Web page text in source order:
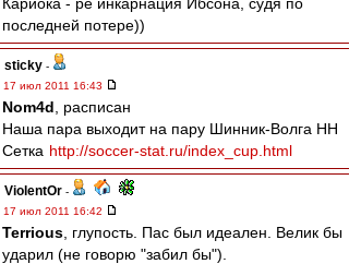
последней потере))
sticky -
17 июл 2011 16:43
Nom4d , расписан
Наша пара выходит на пару Шинник-Волга НН
Сетка http://soccer-stat.ru/index_cup.html
ViolentOr -
17 июл 2011 16:42
Terrious , глупость. Пас был идеален. Велик бы
ударил (не говорю "забил бы").